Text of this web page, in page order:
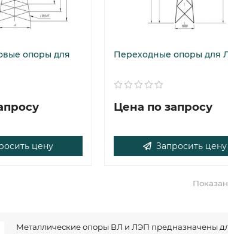
опоры для
цену
Переходные опоры для
Цена по запросу
Запросить цену
Металлические опоры ВЛ и ЛЭП предназначены